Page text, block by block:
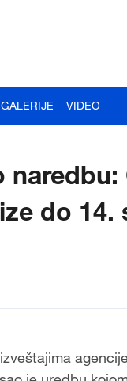
GALERIJE VIDEO
do 14.